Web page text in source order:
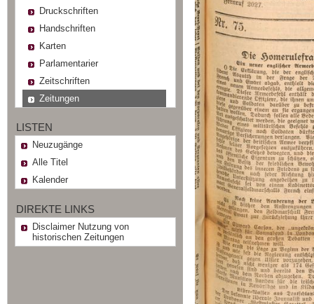
Druckschriften
Handschriften
Karten
Parlamentarier
Zeitschriften
Zeitungen
LISTEN
Neuzugänge
Alle Titel
Kalender
DIREKTE LINKS
Disclaimer Nutzung von
historischen Zeitungen